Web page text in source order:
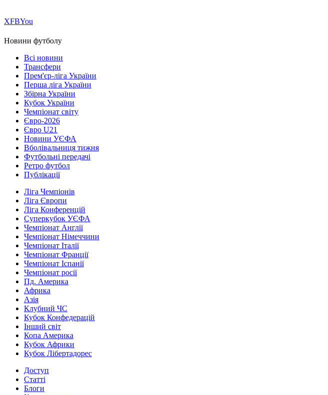
ХFBYou
Новини футболу
Всі новини
Трансфери
Прем'єр-ліга України
Перша ліга України
Збірна України
Кубок України
Чемпіонат світу
Євро-2026
Євро U21
Новини УЄФА
Вболівальниця тижня
Футбольні передачі
Ретро футбол
Публікації
Ліга Чемпіонів
Ліга Європи
Ліга Конференцій
Суперкубок УЄФА
Чемпіонат Англії
Чемпіонат Німеччини
Чемпіонат Італії
Чемпіонат Франції
Чемпіонат Іспанії
Чемпіонат росії
Пд. Америка
Африка
Азія
Клубний ЧС
Кубок Конфедерацій
Інший світ
Копа Америка
Кубок Африки
Кубок Лібертадорес
Доступ
Статті
Блоги